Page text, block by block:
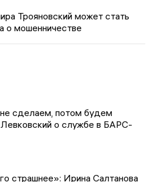
Трояновский может стать
о мошенничестве
сделаем, потом будем
о службе в БАРС-
страшнее»: Ирина Салтанова